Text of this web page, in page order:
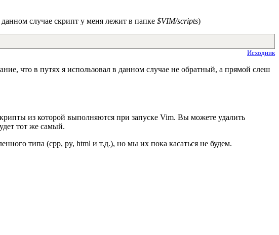
случае скрипт у меня лежит в папке $VIM/scripts)
Исходник
что в путях я использовал в данном случае не обратный, а прямой слеш
из которой выполняются при запуске Vim. Вы можете удалить
тот же самый.
типа (cpp, py, html и т.д.), но мы их пока касаться не будем.